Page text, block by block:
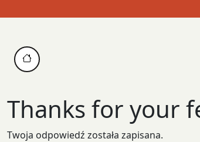
content
Thanks for your
Twoja odpowiedź została zapisana.